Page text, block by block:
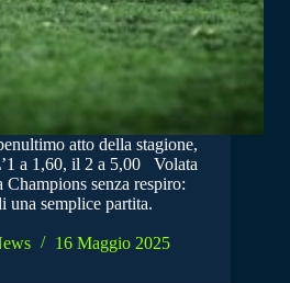
atto della stagione,
a 1,60, il 2 a 5,00 Volata
senza respiro:
una semplice partita.
16 Maggio 2025